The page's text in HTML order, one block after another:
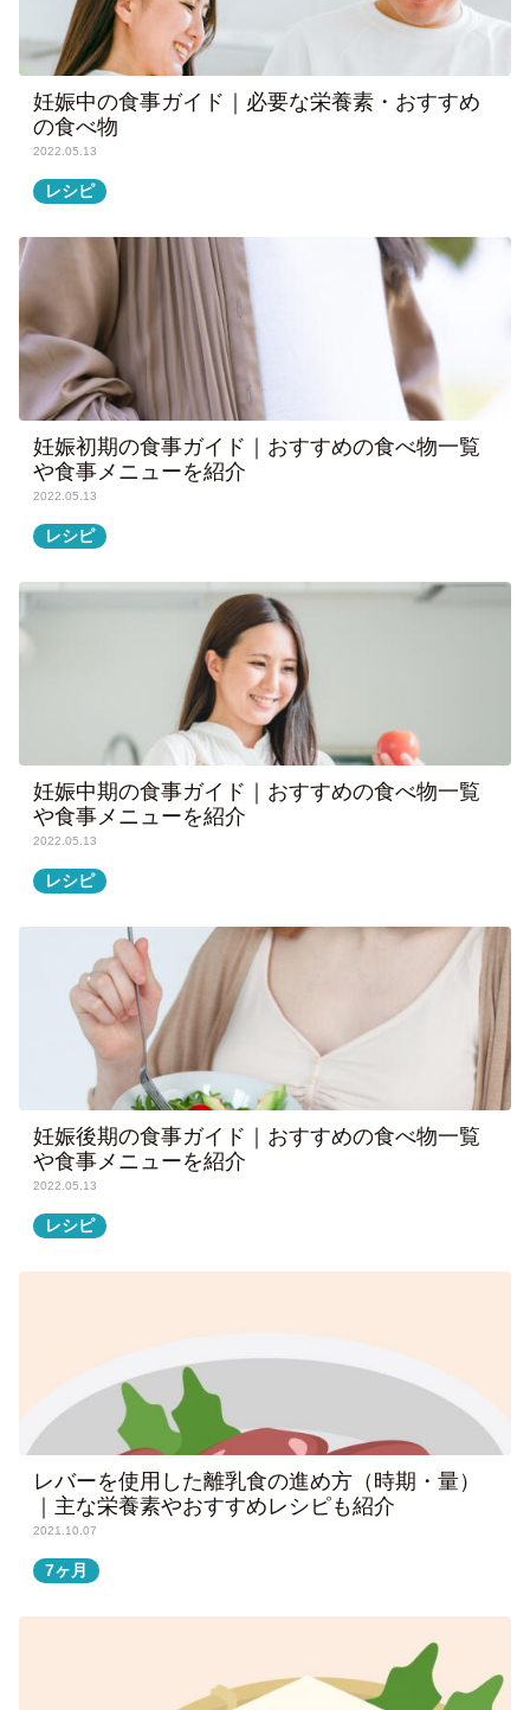
妊娠中の食事ガイド｜必要な栄養素・おすすめ
の食べ物
2022.05.13
レシピ
妊娠初期の食事ガイド｜おすすめの食べ物一覧
や食事メニューを紹介
2022.05.13
レシピ
妊娠中期の食事ガイド｜おすすめの食べ物一覧
や食事メニューを紹介
2022.05.13
レシピ
妊娠後期の食事ガイド｜おすすめの食べ物一覧
や食事メニューを紹介
2022.05.13
レシピ
レバーを使用した離乳食の進め方（時期・量）
｜主な栄養素やおすすめレシピも紹介
2021.10.07
7ヶ月